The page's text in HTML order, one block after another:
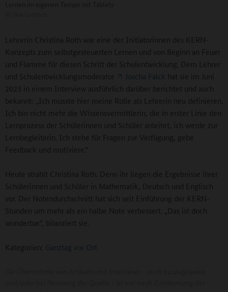
Lehrerin Christina Roth war eine der Initiatorinnen des KERN-
Konzepts zum selbstgesteuerten Lernen und von Beginn an Feuer
und Flamme für diesen Schritt der Schulentwicklung. Dem Lehrer
und Schulentwicklungsmoderator
Joscha Falck hat sie im Juni
2023 in einem Interview ausführlich darüber berichtet und auch
bekannt: „Ich musste hier meine Rolle als Lehrerin neu definieren.
Ich bin nicht mehr die Wissensvermittlerin, die in erster Linie den
Lernprozess der Schülerinnen und Schüler anleitet, ich werde zur
Lernbegleiterin. Ich stehe für Fragen zur Verfügung, gebe
Feedback und motiviere.“
Heute strahlt Christina Roth. Denn ihr liegen die Ergebnisse ihrer
Schülerinnen und Schüler in Mathematik, Deutsch und Englisch
vor. Der Notendurchschnitt hat sich seit Einführung der KERN-
Stunden um mehr als ein halbe Note verbessert. „Das ist doch
wunderbar“, bilanziert sie.
Kategorien: Ganztag vor Ort